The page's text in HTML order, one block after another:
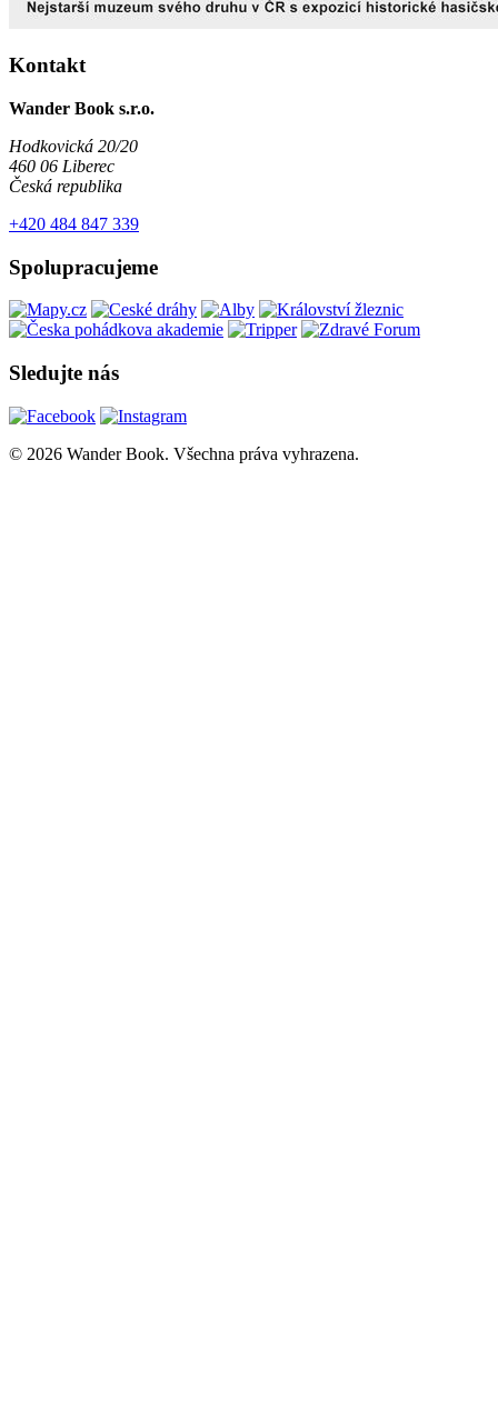
Kontakt
Wander Book s.r.o.
Hodkovická 20/20
460 06 Liberec
Česká republika
+420 484 847 339
Spolupracujeme
Sledujte nás
© 2026 Wander Book. Všechna práva vyhrazena.